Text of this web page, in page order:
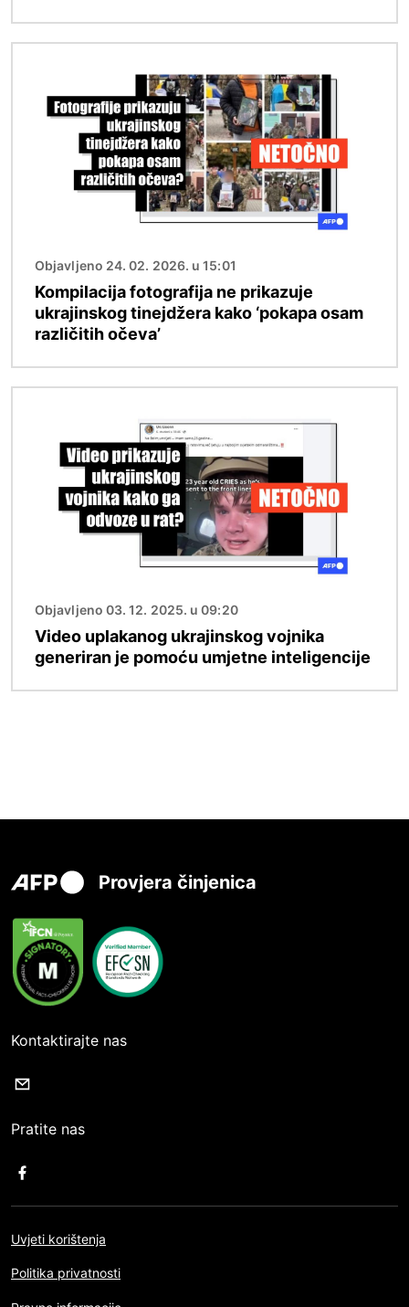
Objavljeno 24. 02. 2026. u 15:01
Kompilacija fotografija ne prikazuje
ukrajinskog tinejdžera kako ‘pokapa osam
različitih očeva’
Objavljeno 03. 12. 2025. u 09:20
Video uplakanog ukrajinskog vojnika
generiran je pomoću umjetne inteligencije
Provjera činjenica
Kontaktirajte nas
Pratite nas
Uvjeti korištenja
Politika privatnosti